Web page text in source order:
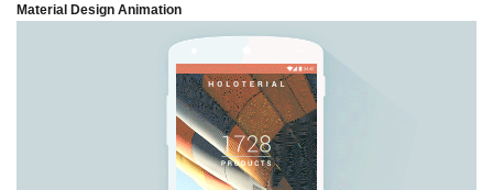
Material Design Animation